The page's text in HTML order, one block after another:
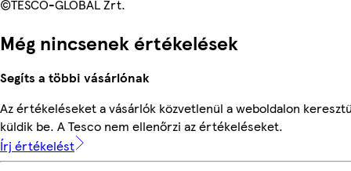
©TESCO-GLOBAL Zrt.
Még nincsenek értékelések
Segíts a többi vásárlónak
Az értékeléseket a vásárlók közvetlenül a weboldalon
küldik be. A Tesco nem ellenőrzi az értékeléseket.
Írj értékelést